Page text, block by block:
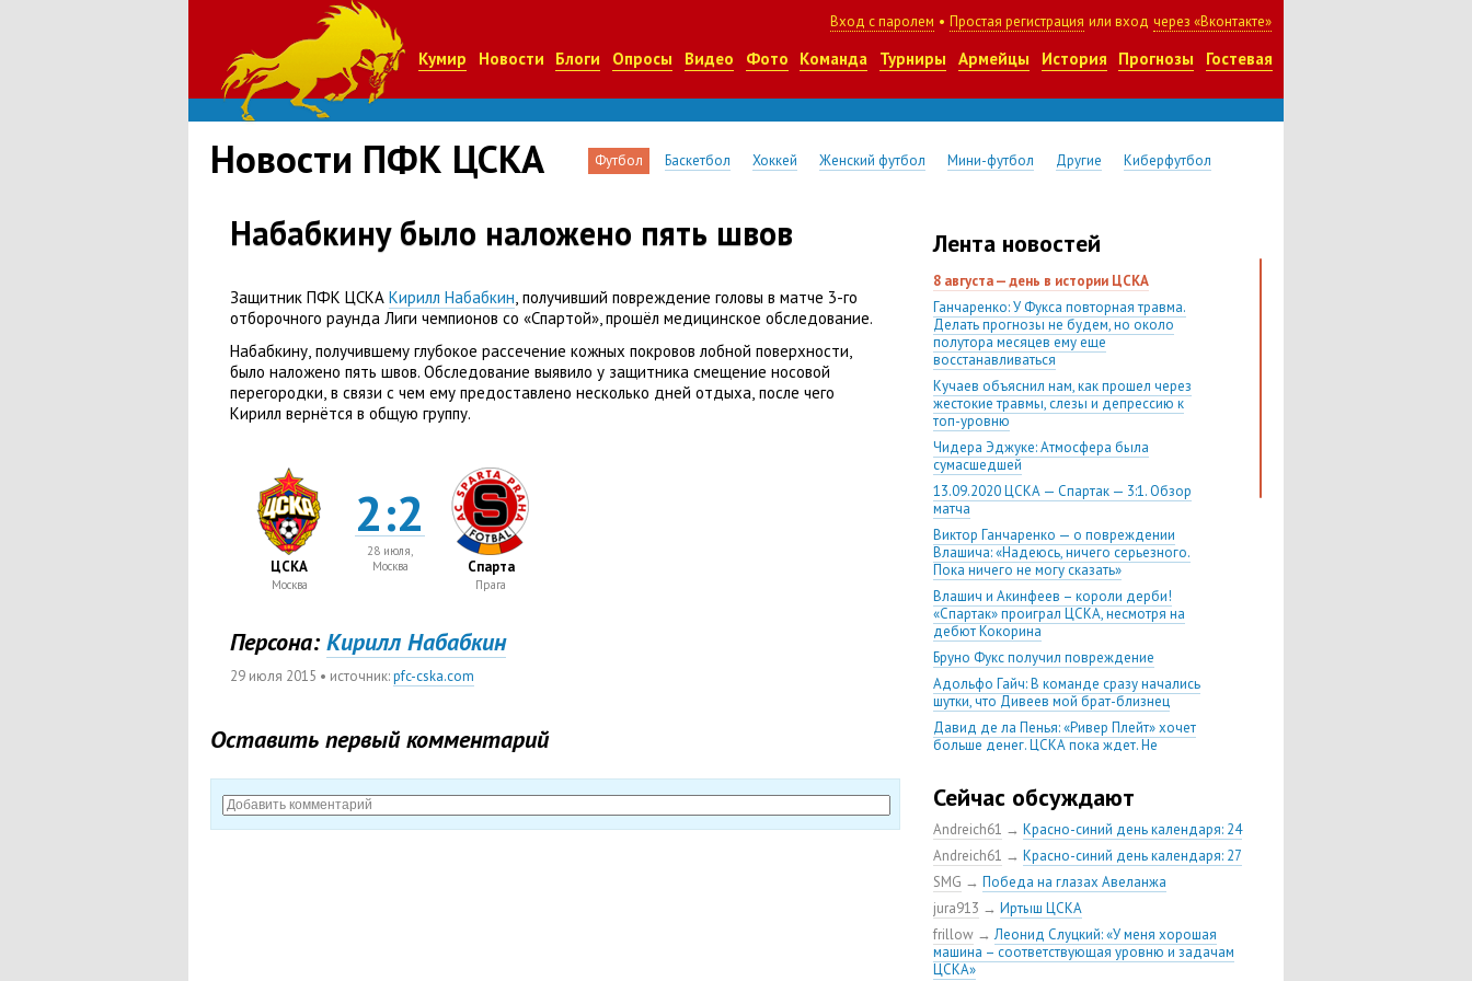
Вход с паролем • Простая регистрация или вход через «Вконтакте»
Кумир Новости Блоги Опросы Видео Фото Команда Турниры Армейцы История Прогнозы Гостевая
Новости ПФК ЦСКА Футбол Баскетбол Хоккей Женский футбол Мини-футбол Другие Киберфутбол
Набабкину было наложено пять швов
Защитник ПФК ЦСКА Кирилл Набабкин, получивший повреждение головы в матче 3-го
отборочного раунда Лиги чемпионов со «Спартой», прошёл медицинское обследование.
Набабкину, получившему глубокое рассечение кожных покровов лобной поверхности,
было наложено пять швов. Обследование выявило у защитника смещение носовой
перегородки, в связи с чем ему предоставлено несколько дней отдыха, после чего
Кирилл вернётся в общую группу.
ЦСКА
Москва
2:2
28 июля,
Москва
Спарта
Прага
Персона: Кирилл Набабкин
29 июля 2015 • источник:pfc-cska.com
Оставить первый комментарий
Лента новостей
8 августа — день в истории ЦСКА
Ганчаренко: У Фукса повторная травма.
Делать прогнозы не будем, но около
полутора месяцев ему еще
восстанавливаться
Кучаев объяснил нам, как прошел через
жестокие травмы, слезы и депрессию к
топ-уровню
Чидера Эджуке: Атмосфера была
сумасшедшей
13.09.2020 ЦСКА — Спартак — 3:1. Обзор
матча
Виктор Ганчаренко — о повреждении
Влашича: «Надеюсь, ничего серьезного.
Пока ничего не могу сказать»
Влашич и Акинфеев – короли дерби!
«Спартак» проиграл ЦСКА, несмотря на
дебют Кокорина
Бруно Фукс получил повреждение
Адольфо Гайч: В команде сразу начались
шутки, что Дивеев мой брат-близнец
Давид де ла Пенья: «Ривер Плейт» хочет
больше денег. ЦСКА пока ждет. Не
08.08.2020 Химки — ЦСКА — 0:2. Обзор
матча
Первый матч сезона в РПЛ —
увереннейшая победа ЦСКА. Гончаренко
выпустил 11 россиян в старте
Ганчаренко — о Гайче: «Если покупаем за
большие деньги, значит, рассчитываем как
на основного форварда»
Ганчаренко: «Влашича сложно заменить,
но Кучаеву и Дзагоеву сегодня это
Сейчас обсуждают
Andreich61 → Красно-синий день календаря: 24
Andreich61 → Красно-синий день календаря: 27
SMG → Победа на глазах Авеланжа
jura913 → Иртыш ЦСКА
frillow →Леонид Слуцкий: «У меня хорошая
машина – соответствующая уровню и задачам
ЦСКА»